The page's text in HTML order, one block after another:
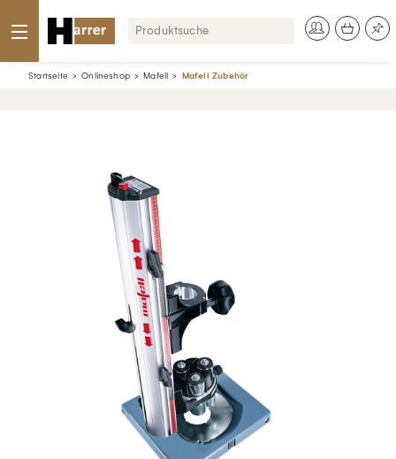
Startseite Onlineshop Mafell Mafell Zubehör